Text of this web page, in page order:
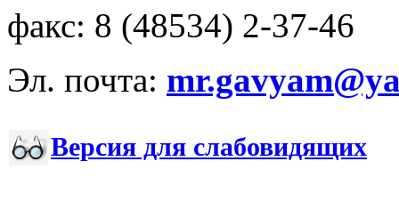
факс: 8 (48534) 2-37-46
Эл. почта:
Версия для слабовидящих